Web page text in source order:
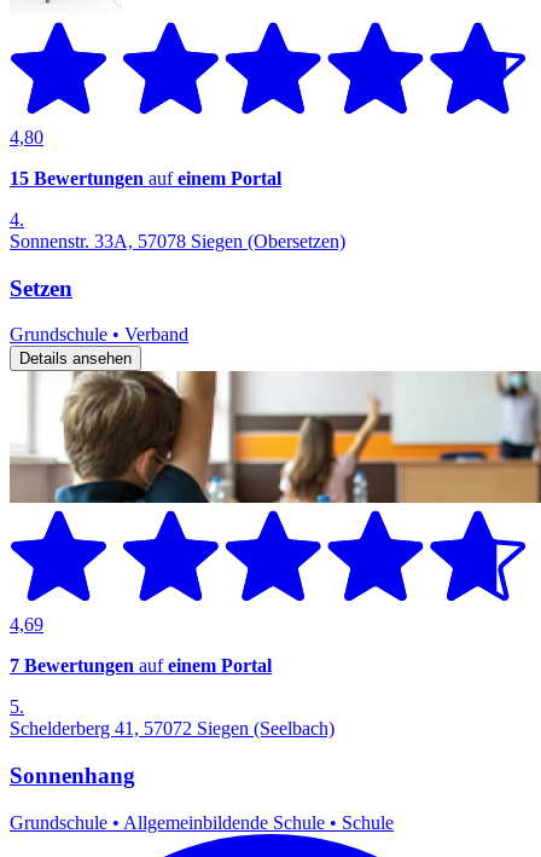
4,80
15 Bewertungen aufeinem Portal
4.
Sonnenstr. 33A, 57078 Siegen (Obersetzen)
Setzen
Grundschule • Verband
Details ansehen
4,69
7 Bewertungen aufeinem Portal
5.
Schelderberg 41, 57072 Siegen (Seelbach)
Sonnenhang
Grundschule • Allgemeinbildende Schule • Schule